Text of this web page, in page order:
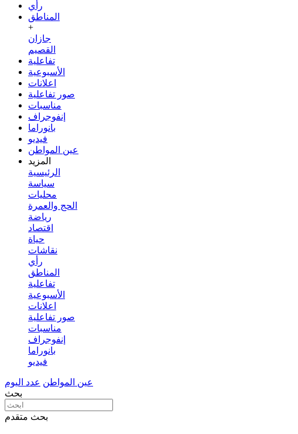
رأي
المناطق
+
جازان
القصيم
تفاعلية
الأسبوعية
اعلانات
صور تفاعلية
مناسبات
إنفوجراف
بانوراما
فيديو
عين المواطن
المزيد
الرئيسية
سياسة
محليات
الحج والعمرة
رياضة
اقتصاد
حياة
نقاشات
رأي
المناطق
تفاعلية
الأسبوعية
اعلانات
صور تفاعلية
مناسبات
إنفوجراف
بانوراما
فيديو
عين المواطن عدد اليوم
بحث
بحث متقدم